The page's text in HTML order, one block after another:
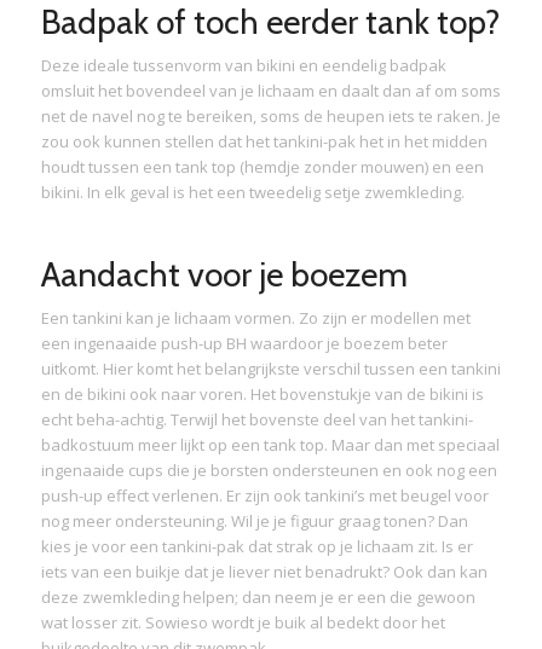
Badpak of toch eerder tank top?
Deze ideale tussenvorm van bikini en eendelig badpak
omsluit het bovendeel van je lichaam en daalt dan af om soms
net de navel nog te bereiken, soms de heupen iets te raken. Je
zou ook kunnen stellen dat het tankini-pak het in het midden
houdt tussen een tank top (hemdje zonder mouwen) en een
bikini. In elk geval is het een tweedelig setje zwemkleding.
Aandacht voor je boezem
Een tankini kan je lichaam vormen. Zo zijn er modellen met
een ingenaaide push-up BH waardoor je boezem beter
uitkomt. Hier komt het belangrijkste verschil tussen een tankini
en de bikini ook naar voren. Het bovenstukje van de bikini is
echt beha-achtig. Terwijl het bovenste deel van het tankini-
badkostuum meer lijkt op een tank top. Maar dan met speciaal
ingenaaide cups die je borsten ondersteunen en ook nog een
push-up effect verlenen. Er zijn ook tankini’s met beugel voor
nog meer ondersteuning. Wil je je figuur graag tonen? Dan
kies je voor een tankini-pak dat strak op je lichaam zit. Is er
iets van een buikje dat je liever niet benadrukt? Ook dan kan
deze zwemkleding helpen; dan neem je er een die gewoon
wat losser zit. Sowieso wordt je buik al bedekt door het